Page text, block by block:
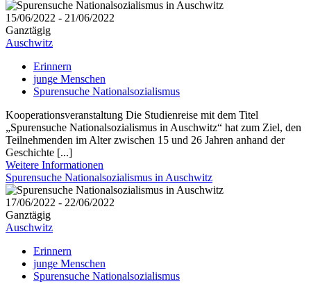
15/06/2022 - 21/06/2022
Ganztägig
Auschwitz
Erinnern
junge Menschen
Spurensuche Nationalsozialismus
Kooperationsveranstaltung Die Studienreise mit dem Titel
„Spurensuche Nationalsozialismus in Auschwitz“ hat zum Ziel, den
Teilnehmenden im Alter zwischen 15 und 26 Jahren anhand der
Geschichte [...]
Weitere Informationen
Spurensuche Nationalsozialismus in Auschwitz
17/06/2022 - 22/06/2022
Ganztägig
Auschwitz
Erinnern
junge Menschen
Spurensuche Nationalsozialismus